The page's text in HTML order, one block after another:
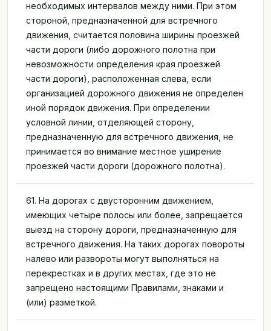
ТЕСТИРОВАНИЕ
Пробное тестирование
Режим обучения
Полный экзамен
Мини-экзамен
БЛОГ
Блог
необходимых интервалов между ними. При этом
стороной, предназначенной для встречного
движения, считается половина ширины проезжей
части дороги (либо дорожного полотна при
невозможности определения края проезжей
части дороги), расположенная слева, если
организацией дорожного движения не определен
иной порядок движения. При определении
условной линии, отделяющей сторону,
предназначенную для встречного движения, не
принимается во внимание местное уширение
проезжей части дороги (дорожного полотна).
61. На дорогах с двусторонним движением,
имеющих четыре полосы или более, запрещается
выезд на сторону дороги, предназначенную для
встречного движения. На таких дорогах повороты
налево или развороты могут выполняться на
перекрестках и в других местах, где это не
запрещено настоящими Правилами, знаками и
(или) разметкой.